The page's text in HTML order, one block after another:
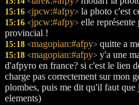
15:16 <jpcw:#afpy> la photo c'est
15:16 <jpcw:#afpy> elle
provincial !
15:18 <magopian:#afpy> quitte a
15:18 <magopian:#afpy> y'a une
d'afpyro en france? si c'est le lien
charge pas correctement sur mon
plombes, puis me dit qu'il faut que
elements)